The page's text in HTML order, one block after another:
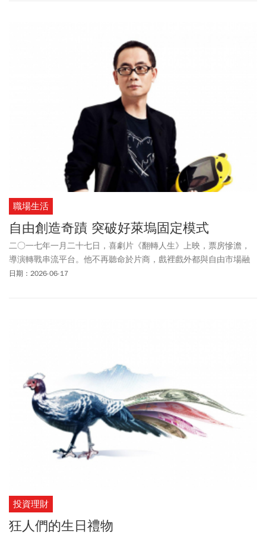
職場生活
自由創造奇蹟 突破好萊塢固定模式
二○一七年一月二十七日，喜劇片《翻轉人生》上映，票房慘澹，
導演轉戰串流平台。他不再聽命於片商，戲裡戲外都與自由市場融
合，拍出暴紅基督教影集。
日期：2026-06-17
投資理財
狂人們的生日禮物